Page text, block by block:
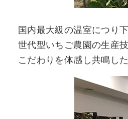
国内最大級の温室につり
世代型いちご農園の生産
こだわりを体感し共鳴した